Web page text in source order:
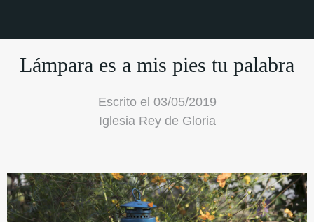
Lámpara es a mis pies tu palabra
Escrito el 03/05/2019
Iglesia Rey de Gloria